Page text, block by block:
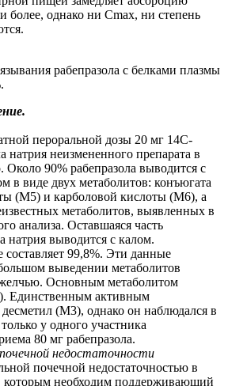
более, однако ни Сmax, ни степень
рабепразола с белками плазмы
пероральной дозы 20 мг 14С-
натрия неизмененного препарата в
90% рабепразола выводится с
в виде двух метаболитов: конъюгата
(М5) и карболовой кислоты (М6), а
метаболитов, выявленных в
анализа. Оставшаяся часть
натрия выводится с калом.
99,8%. Эти данные
выведении метаболитов
желчью. Основным метаболитом
Единственным активным
десметил (М3), однако он наблюдался в
у одного участника
80 мг рабепразола.
недостаточности
почечной недостаточностью в
которым необходим поддерживающий